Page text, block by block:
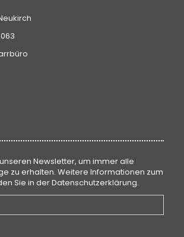
Newsletter, um immer alle
zu erhalten. Weitere Informationen zum
Sie in derDatenschutzerklärung.